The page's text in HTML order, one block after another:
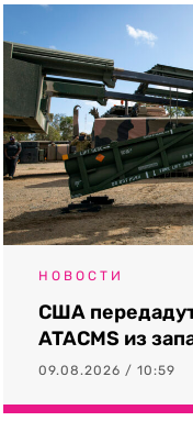
НОВОСТИ
США
ATACMS из
09.08.2026 / 10:59